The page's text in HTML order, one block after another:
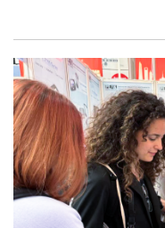
分析技术的前沿进展，更进一
作关系。 ...